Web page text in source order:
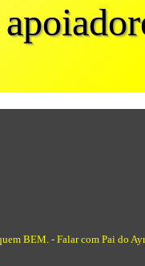
BEM. - Falar com Pai do